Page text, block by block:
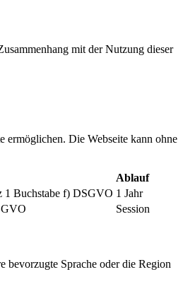
mit der Nutzung dieser
ermöglichen. Die Webseite kann ohne
Ablauf
1 Buchstabe f) DSGVO 1 Jahr
Session
bevorzugte Sprache oder die Region